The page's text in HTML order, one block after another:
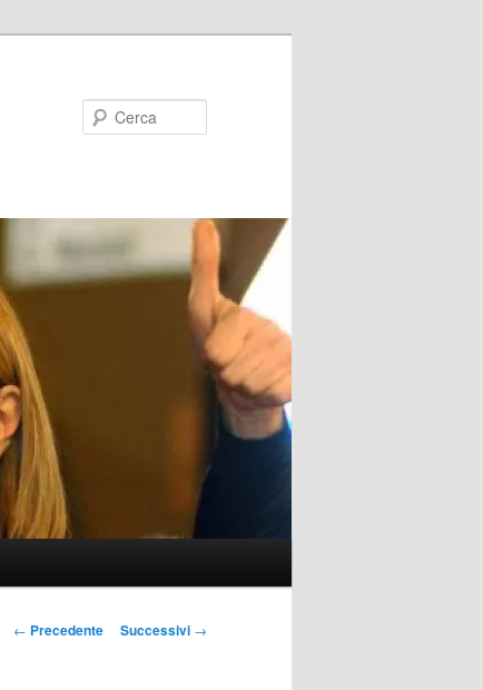
Navigazione
← Precedente Successivi →